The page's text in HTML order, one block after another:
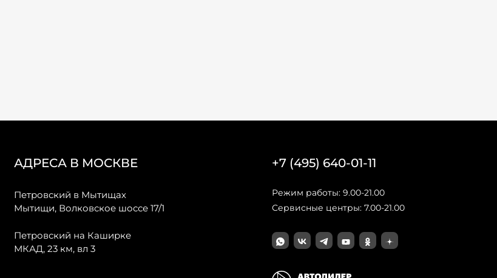
АДРЕСА В МОСКВЕ
Петровский в Мытищах
Мытищи, Волковское шоссе 17/1
Петровский на Каширке
МКАД, 23 км, вл 3
+7 (495) 640-01-11
Режим работы: 9.00-21.00
Сервисные центры: 7.00-21.00